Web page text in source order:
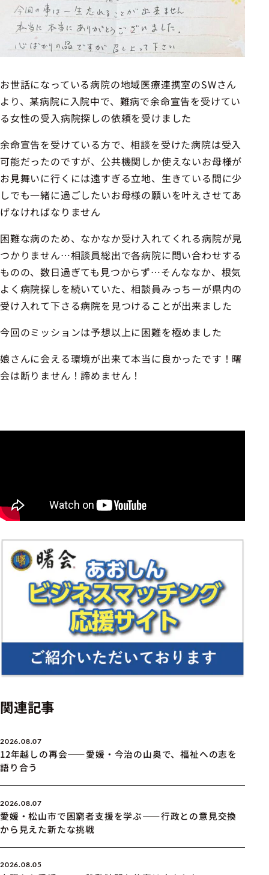
お世話になっている病院の地域医療連携室のSWさん
より、某病院に入院中で、難病で余命宣告を受けてい
る女性の受入病院探しの依頼を受けました
余命宣告を受けている方で、相談を受けた病院は受入
可能だったのですが、公共機関しか使えないお母様が
お見舞いに行くには遠すぎる立地、生きている間に少
しでも一緒に過ごしたいお母様の願いを叶えさせてあ
げなければなりません
困難な病のため、なかなか受け入れてくれる病院が見
つかりません…相談員総出で各病院に問い合わせする
ものの、数日過ぎても見つからず…そんななか、根気
よく病院探しを続いていた、相談員みっちーが県内の
受け入れて下さる病院を見つけることが出来ました
今回のミッションは予想以上に困難を極めました
娘さんに会える環境が出来て本当に良かったです！曙
会は断りません！諦めません！
関連記事
2026.08.07
12年越しの再会――愛媛・今治の山奥で、福祉への志を
語り合う
2026.08.07
愛媛・松山市で困窮者支援を学ぶ――行政との意見交換
から見えた新たな挑戦
2026.08.05